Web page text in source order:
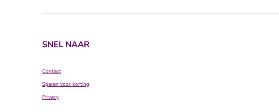
SNEL NAAR
Contact
Sparen voor korting
Privacy